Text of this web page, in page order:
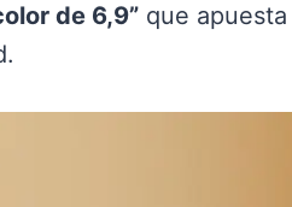
de 6,9” que